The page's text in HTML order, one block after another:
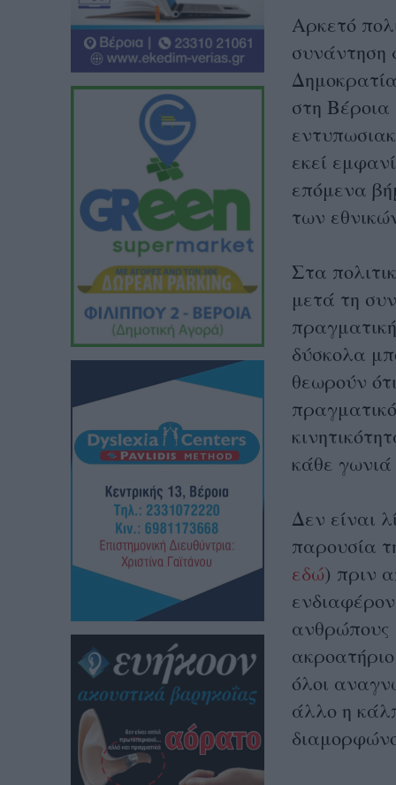
Αρκετό
συνάντηση
στη Βέροια
εκεί
επόμενα
των
Στα
μετά τη
δύσκολα
θεωρούν
κάθε
Δεν είναι
παρουσία
εδώ) πριν
ανθρώπους
όλοι
άλλο η